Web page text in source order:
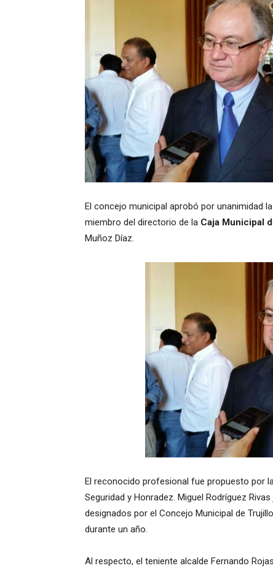
El concejo municipal aprobó por unanimidad
miembro del directorio de la Caja Municipal
Muñoz Díaz.
El reconocido profesional fue propuesto por
Seguridad y Honradez. Miguel Rodríguez
designados por el Concejo Municipal de
durante un año.
Al respecto, el teniente alcalde Fernando